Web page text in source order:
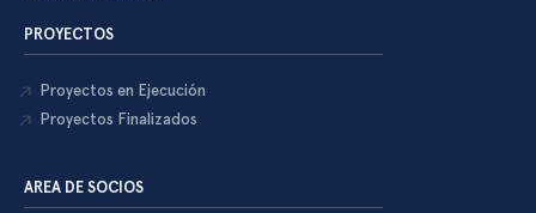
PROYECTOS
Proyectos en Ejecución
Proyectos Finalizados
AREA DE SOCIOS